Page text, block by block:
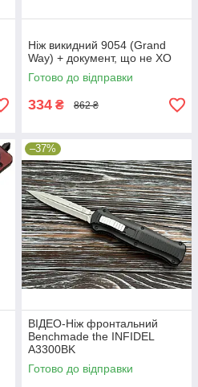
Ніж викидний 9054 (Grand
Way) + документ, що не ХО
Готово до відправки
334 ₴ 862 ₴
–37%
ВІДЕО-Ніж фронтальний
Benchmade the INFIDEL
A3300BK
Готово до відправки